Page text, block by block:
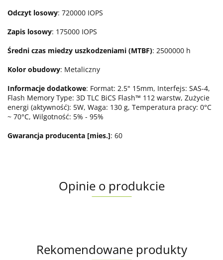
Odczyt losowy: 720000 IOPS
Zapis losowy: 175000 IOPS
Średni czas miedzy uszkodzeniami (MTBF): 2500000 h
Kolor obudowy: Metaliczny
Informacje dodatkowe: Format: 2.5" 15mm, Interfejs: SAS-4,
Flash Memory Type: 3D TLC BiCS Flash™ 112 warstw, Zużycie
energi (aktywność): 5W, Waga: 130 g, Temperatura pracy: 0°C
~ 70°C, Wilgotność: 5% - 95%
Gwarancja producenta [mies.]: 60
Opinie o produkcie
Rekomendowane produkty